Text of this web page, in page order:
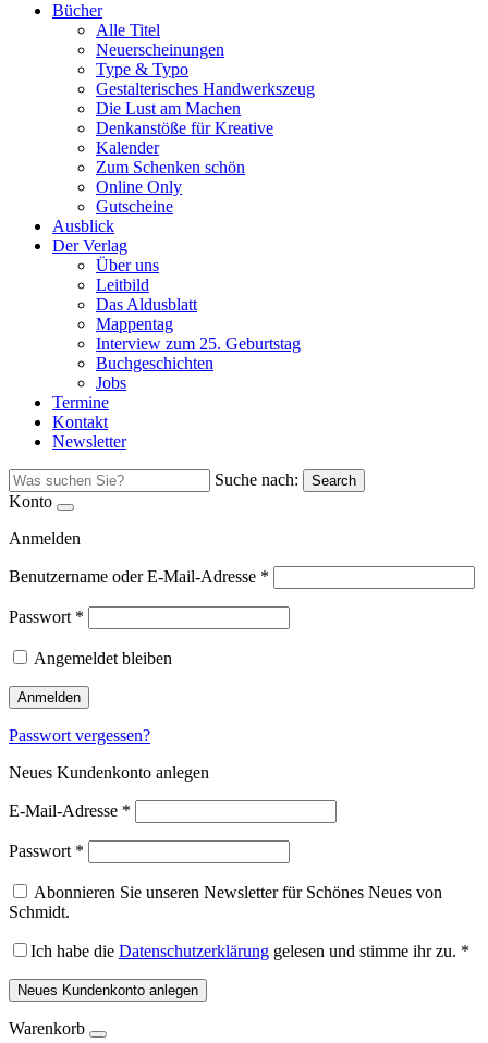
Bücher
Alle Titel
Neuerscheinungen
Type & Typo
Gestalterisches Handwerkszeug
Die Lust am Machen
Denkanstöße für Kreative
Kalender
Zum Schenken schön
Online Only
Gutscheine
Ausblick
Der Verlag
Über uns
Leitbild
Das Aldusblatt
Mappentag
Interview zum 25. Geburtstag
Buchgeschichten
Jobs
Termine
Kontakt
Newsletter
Suche nach: Search
Konto
Anmelden
Benutzername oder E-Mail-Adresse *
Passwort *
Angemeldet bleiben
Anmelden
Passwort vergessen?
Neues Kundenkonto anlegen
E-Mail-Adresse *
Passwort *
Abonnieren Sie unseren Newsletter für Schönes Neues von
Schmidt.
Ich habe die Datenschutzerklärung gelesen und stimme ihr zu. *
Neues Kundenkonto anlegen
Warenkorb